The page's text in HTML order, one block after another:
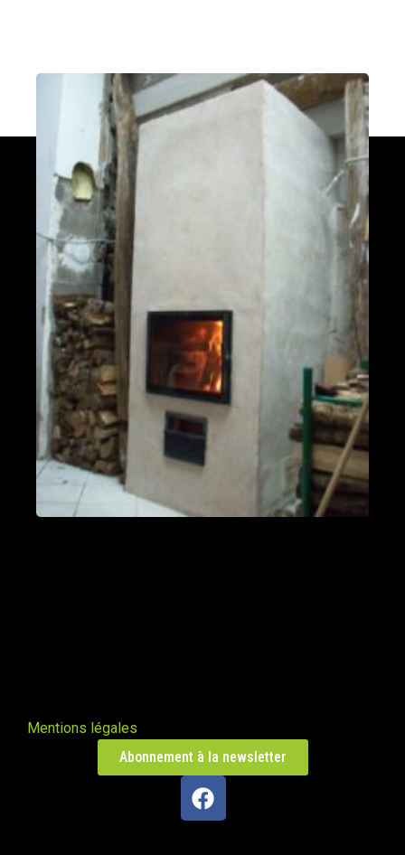
Poele de masse S avec conduit en
brique de terre crue handmade
Mantry 39230
Poêle Oxalibre L dans le Tarn
Coufouleux 81800
Poêle de masse
Corbel 73160
Poêle M sous escalier
Fontaine-lès-Clerval 25340
Poêle L en Haute-Saône
Trésilley 70190
Chaparon 74210
Oxalibre taille L
Naillat 23800
Mentions légales
Abonnement à la newsletter